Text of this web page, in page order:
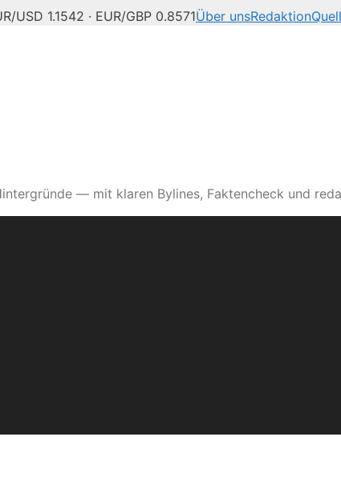
USD 1.1542 · EUR/GBP 0.8571Über unsRedaktion
— mit klaren Bylines, Faktencheck und